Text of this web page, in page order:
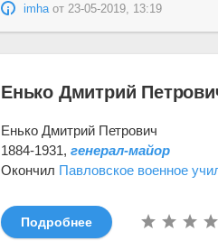
imhaот23-05-2019, 13:19
Енько Дмитрий
Енько Дмитрий Петрович
1884-1931,генерал-майор
Окончил Павловское военное
Подробнее